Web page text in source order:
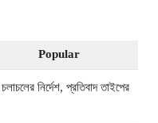
Popular
নির্দেশ, প্রতিবাদ তাইপের